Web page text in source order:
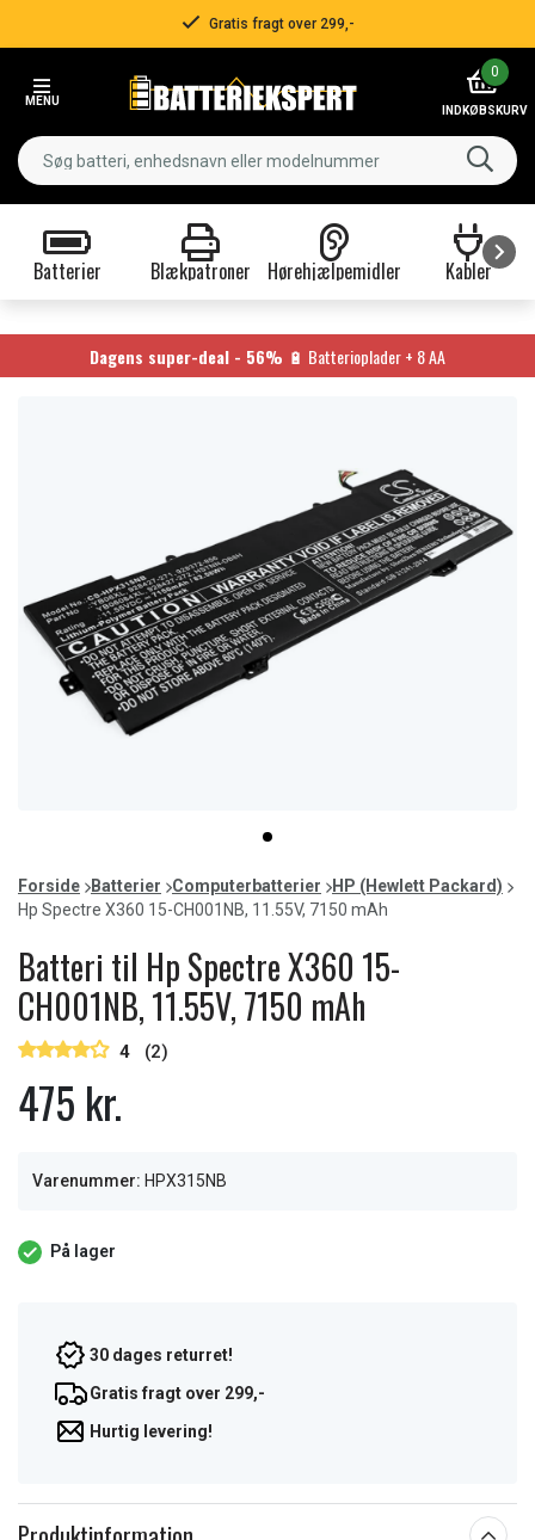
Gratis fragt over 299,-
MENU
0
INDKØBSKURV
Batterier Blækpatroner Hørehjælpemidler Kabler
9
Dagens super-deal - 56% 🔋 Batterioplader + 8 AA
item
0
of
1
Forside Batterier Computerbatterier
HP (Hewlett Packard)
Hp Spectre X360 15-CH001NB, 11.55V, 7150 mAh
Batteri til Hp Spectre X360 15-
CH001NB, 11.55V, 7150 mAh
4 (2)
475 kr.
Varenummer: HPX315NB
På lager
30 dages returret!
Gratis fragt over 299,-
Hurtig levering!